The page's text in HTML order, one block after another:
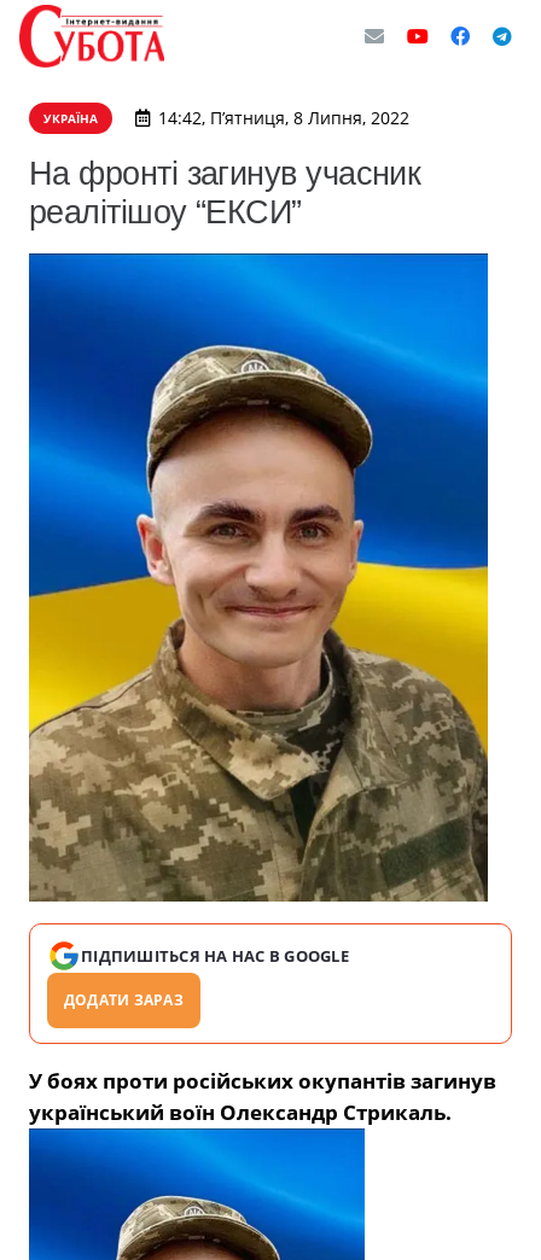
УКРАЇНА 14:42, П’ятниця, 8 Липня, 2022
На фронті загинув учасник
реалітішоу “ЕКСИ”
ПІДПИШІТЬСЯ НА НАС В GOOGLE
ДОДАТИ ЗАРАЗ
У боях проти російських окупантів загинув
український воїн Олександр Стрикаль.